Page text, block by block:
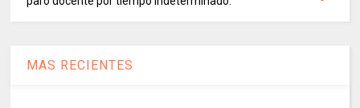
MAS RECIENTES